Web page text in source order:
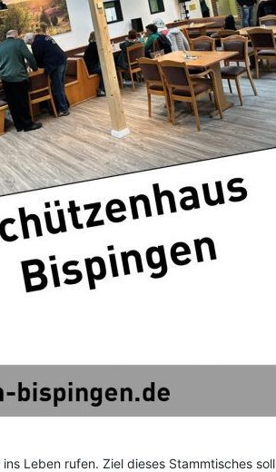
ins Leben rufen. Ziel dieses Stammtisches soll